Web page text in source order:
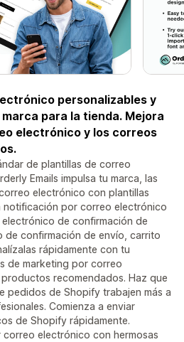
personalizables y
para la tienda. Mejora
electrónico y los correos
de plantillas de correo
Emails impulsa tu marca, las
electrónico con plantillas
notificación por correo electrónico
de confirmación de
confirmación de envío, carrito
rápidamente con tu
de marketing por correo
recomendados. Haz que
pedidos de Shopify trabajen más a
Comienza a enviar
de Shopify rápidamente.
electrónico con hermosas